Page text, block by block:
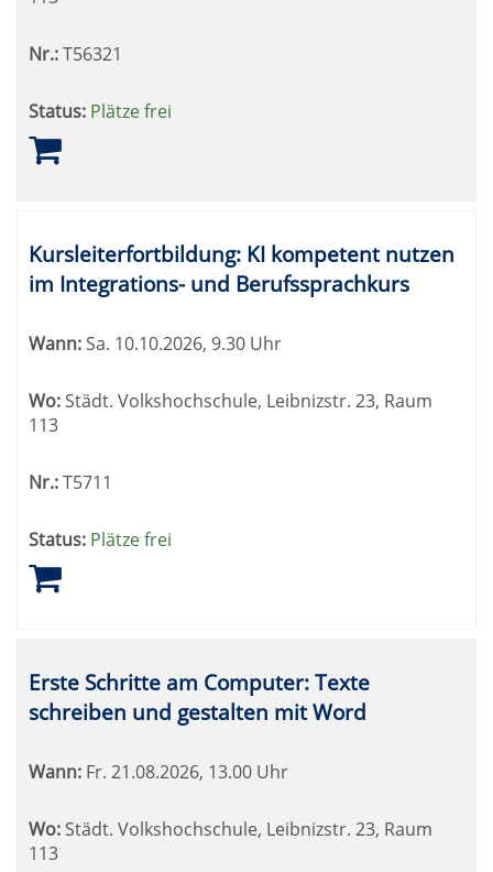
Nr.:T56321
Status: Plätze frei
Kursleiterfortbildung: KI kompetent nutzen
im Integrations- und Berufssprachkurs
Wann:Sa. 10.10.2026, 9.30 Uhr
Wo:Städt. Volkshochschule, Leibnizstr. 23, Raum
113
Nr.:T5711
Status: Plätze frei
Erste Schritte am Computer: Texte
schreiben und gestalten mit Word
Wann: Fr. 21.08.2026, 13.00 Uhr
Wo: Städt. Volkshochschule, Leibnizstr. 23, Raum
113